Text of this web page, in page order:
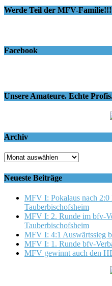
Werde Teil der MFV-Familie!!!
Facebook
Unsere Amateure. Echte
Archiv
Archiv
Neueste Beiträge
MFV I: Pokalaus nach
Tauberbischofsheim
MFV I: 2. Runde im bfv-
Tauberbischofsheim
MFV I: 4:1 Auswärtssieg
MFV I: 1. Runde bfv-
MFV gewinnt auch den